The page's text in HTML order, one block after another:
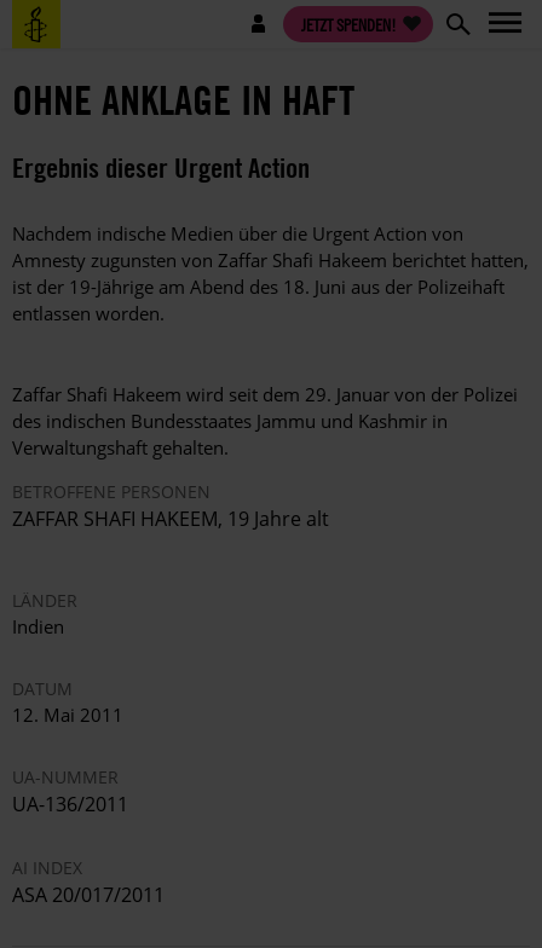
Direkt
zum
Benutzermenü JETZT SPENDEN!
OHNE ANKLAGE IN HAFT
Ergebnis dieser Urgent Action
Nachdem indische Medien über die Urgent Action von
Amnesty zugunsten von Zaffar Shafi Hakeem berichtet hatten,
ist der 19-Jährige am Abend des 18. Juni aus der Polizeihaft
entlassen worden.
Zaffar Shafi Hakeem wird seit dem 29. Januar von der Polizei
des indischen Bundesstaates Jammu und Kashmir in
Verwaltungshaft gehalten.
BETROFFENE PERSONEN
ZAFFAR SHAFI HAKEEM, 19 Jahre alt
LÄNDER
Indien
DATUM
12. Mai 2011
UA-NUMMER
UA-136/2011
AI INDEX
ASA 20/017/2011